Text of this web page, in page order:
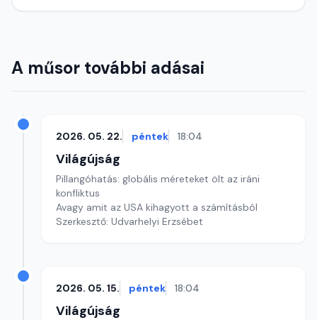
A műsor további adásai
2026. 05. 22. péntek 18:04
Világújság
Pillangóhatás: globális méreteket ölt az iráni
konfliktus
Avagy amit az USA kihagyott a számításból
Szerkesztő: Udvarhelyi Erzsébet
2026. 05. 15. péntek 18:04
Világújság